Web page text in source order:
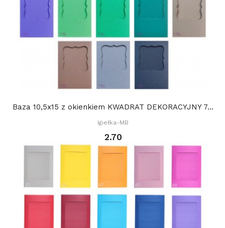
Baza 10,5x15 z okienkiem KWADRAT DEKORACYJNY 7...
Igiełka-MB
2.70